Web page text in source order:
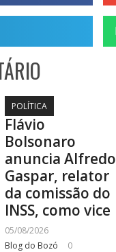
POLÍTICA
Flávio
Bolsonaro
anuncia Alfredo
Gaspar, relator
da comissão do
INSS, como vice
05/08/2026
Blog do Bozó
0